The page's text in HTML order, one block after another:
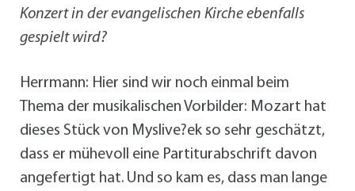
Konzert in der evangelischen Kirche ebenfalls
gespielt wird?
Herrmann: Hier sind wir noch einmal beim
Thema der musikalischen Vorbilder: Mozart hat
dieses Stück von Myslive?ek so sehr geschätzt,
dass er mühevoll eine Partiturabschrift davon
angefertigt hat. Und so kam es, dass man lange